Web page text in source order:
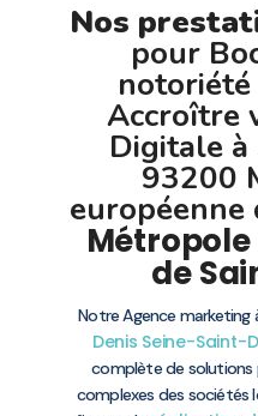
Nos
pour
Accroître
Digitale
93200
européenne
de
Notre Agence
Denis Seine-Saint-
complète de solutions
complexes des sociétés